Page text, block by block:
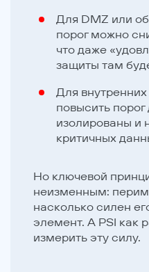
Для DMZ или
порог можно
что даже
защиты там
Для
повысить
изолированы и
критичных
Но ключевой
неизменным:
насколько силен
элемент. А PSI как
измерить эту силу.